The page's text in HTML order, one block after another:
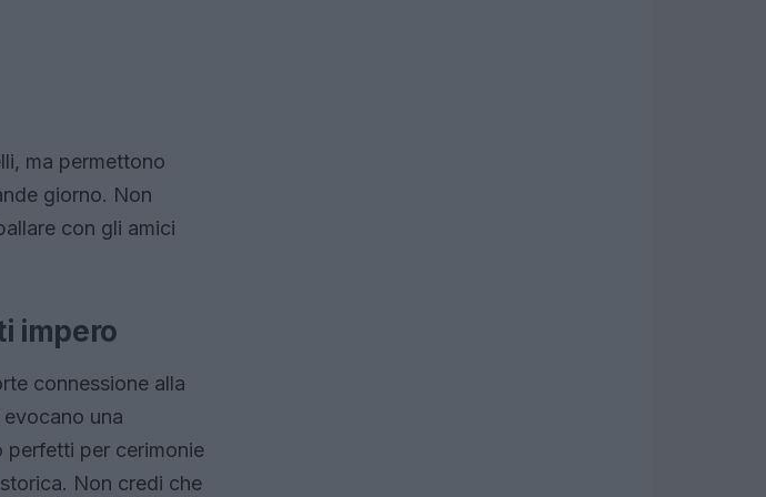
ma permettono
giorno. Non
con gli amici
impero
connessione alla
una
perfetti per cerimonie
Non credi che